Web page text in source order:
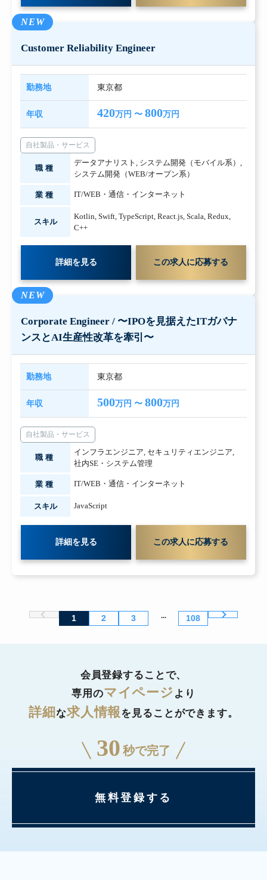
NEW
Customer Reliability Engineer
勤務地 東京都
年収 420万円 〜800万円
自社製品・サービス
職種
データアナリスト , システム開発（モバイル系） ,
システム開発（WEB/オープン系）
業種 IT/WEB・通信・インターネット
スキル
Kotlin, Swift, TypeScript, React.js, Scala, Redux,
C++
詳細を見る この求人に応募する
NEW
Corporate Engineer / 〜IPOを見据えたITガバナ
ンスとAI生産性改革を牽引〜
勤務地 東京都
年収 500万円 〜800万円
自社製品・サービス
職種
インフラエンジニア, セキュリティエンジニア,
社内SE・システム管理
業種 IT/WEB・通信・インターネット
スキル JavaScript
詳細を見る この求人に応募する
1 2 3 ... 108
会員登録することで、
専用のマイページ より
詳細な求人情報を見ることができます。
30 秒で完了
無料登録する